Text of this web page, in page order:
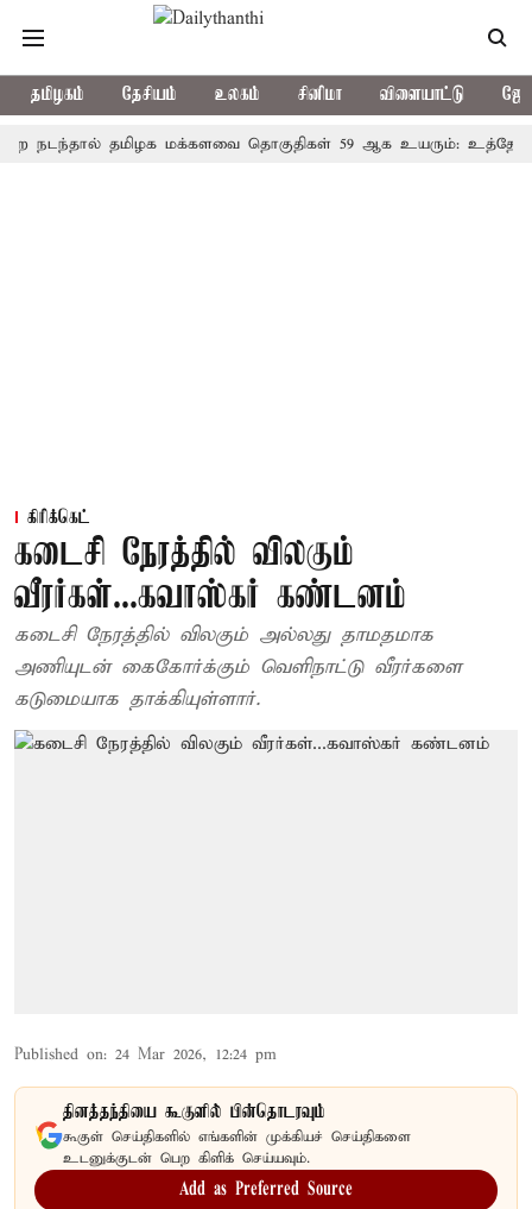
தமிழகம் தேசியம் உலகம் சினிமா விளையாட்டு
தமிழக மக்களவை தொகுதிகள் 59 ஆக உயரும்: உத்தேச
கிரிக்கெட்
கடைசி நேரத்தில் விலகும்
வீரர்கள்...கவாஸ்கர் கண்டனம்
கடைசி நேரத்தில் விலகும் அல்லது தாமதமாக
அணியுடன் கைகோர்க்கும் வெளிநாட்டு வீரர்களை
கடுமையாக தாக்கியுள்ளார்.
Published on: 24 Mar 2026, 12:24 pm
தினத்தந்தியை கூகுளில் பின்தொடரவும்
கூகுள் செய்திகளில் எங்களின் முக்கியச் செய்திகளை
உடனுக்குடன் பெற கிளிக் செய்யவும்.
Add as Preferred Source